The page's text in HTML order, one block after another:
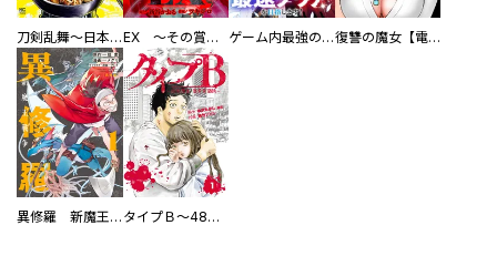
刀剣乱舞～日本号つれづれ酒～ EX ～その賞金稼ぎは、世界の出口を探す～【単行本版】 ゲーム内最強の『裏ボス』に転生したので、主人公の代わりに最速クリアを目指します！【電子単行本版】 復讐の魔女【電子単行本版】
異修羅 新魔王戦争 タイプＢ～48時間後、致死率100％～【単話】